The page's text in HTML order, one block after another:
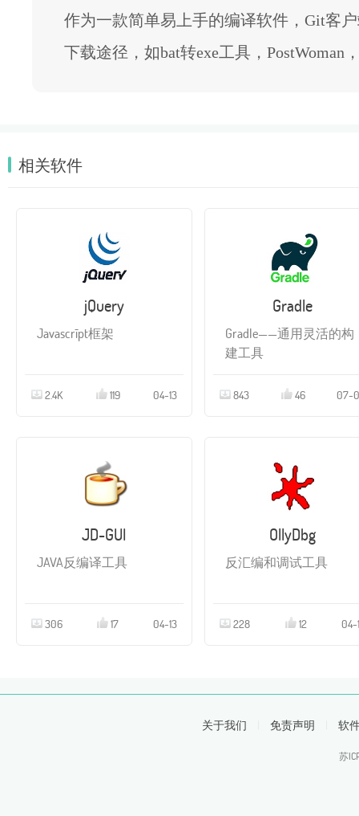
作为一款简单易上手的编译软件，Git客
下载途径，如bat转exe工具，
相关软件
jQuery
Javascrīpt框架
2.4K 119 04-13
Gradle
Gradle——通用灵活的构
建工具
843 46 07-
JD-GUI
JAVA反编译工具
306 17 04-13
OllyDbg
反汇编和调试工具
228 12 04-
关于我们 免责声明 软
苏